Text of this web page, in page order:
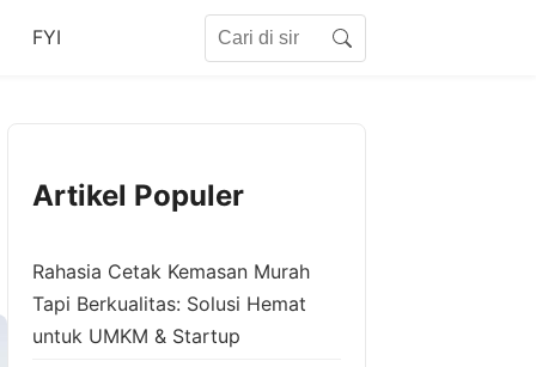
FYI Search
Artikel Populer
Rahasia Cetak Kemasan Murah
Tapi Berkualitas: Solusi Hemat
untuk UMKM & Startup